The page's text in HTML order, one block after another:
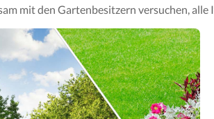
mit den Gartenbesitzern versuchen,